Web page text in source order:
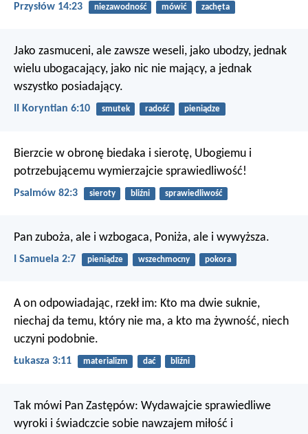
Przysłów 14:23 niezawodność mówić zachęta
Jako zasmuceni, ale zawsze weseli, jako ubodzy, jednak
wielu ubogacający, jako nic nie mający, a jednak
wszystko posiadający.
II Koryntian 6:10 smutek radość pieniądze
Bierzcie w obronę biedaka i sierotę, Ubogiemu i
potrzebującemu wymierzajcie sprawiedliwość!
Psalmów 82:3 sieroty bliźni sprawiedliwość
Pan zuboża, ale i wzbogaca, Poniża, ale i wywyższa.
I Samuela 2:7 pieniądze wszechmocny pokora
A on odpowiadając, rzekł im: Kto ma dwie suknie,
niechaj da temu, który nie ma, a kto ma żywność, niech
uczyni podobnie.
Łukasza 3:11 materializm dać bliźni
Tak mówi Pan Zastępów: Wydawajcie sprawiedliwe
wyroki i świadczcie sobie nawzajem miłość i